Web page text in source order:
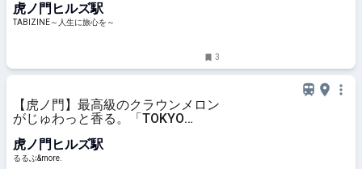
虎ノ門ヒルズ駅
TABIZINE～人生に旅心を～
3
【虎ノ門】最高級のクラウンメロン
がじゅわっと香る。「TOKYO
ンティー｜るるぶ&more.
虎ノ門ヒルズ駅
るるぶ&more.